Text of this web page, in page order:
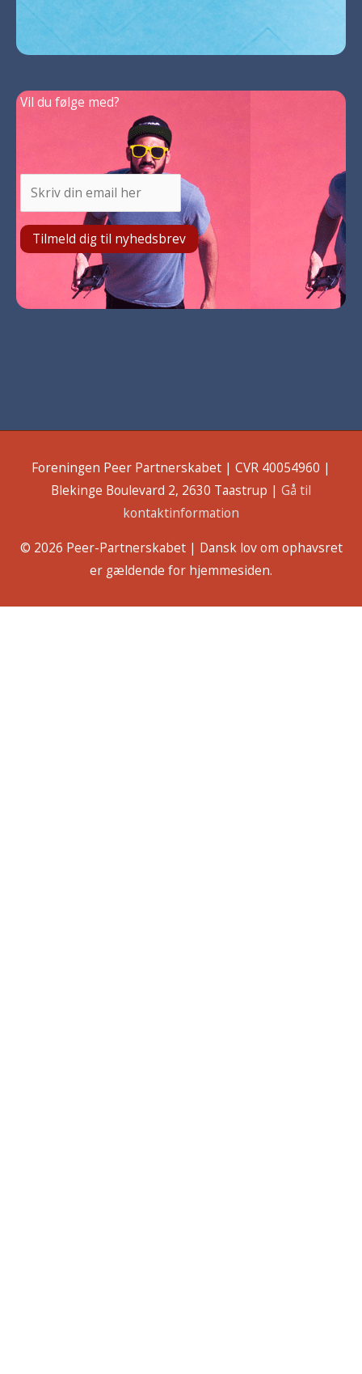
Vil du følge med?
Foreningen Peer Partnerskabet | CVR 40054960 |
Blekinge Boulevard 2, 2630 Taastrup | Gå til
kontaktinformation
© 2026 Peer-Partnerskabet| Dansk lov om ophavsret
er gældende for hjemmesiden.